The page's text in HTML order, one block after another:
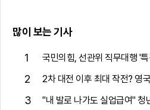
많이 보는 기사
1 국민의힘, 선관위 직무대행 '
2 2차 대전 이후 최대 작전? 영
3 "내 발로 나가도 실업급여" 청